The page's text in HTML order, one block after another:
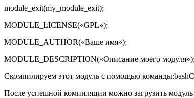
module_exit(my_module_exit);
MODULE_LICENSE(«GPL»);
MODULE_AUTHOR(«Ваше имя»);
MODULE_DESCRIPTION(«Описание моего модуля»);
Скомпилируем этот модуль с помощью
После успешной компиляции можно загрузить